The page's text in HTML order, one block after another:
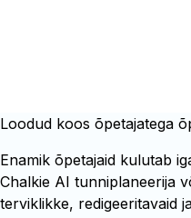
Loodud koos õpetajatega
Enamik õpetajaid kulutab
Chalkie AI tunniplaneerija
terviklikke, redigeeritavaid